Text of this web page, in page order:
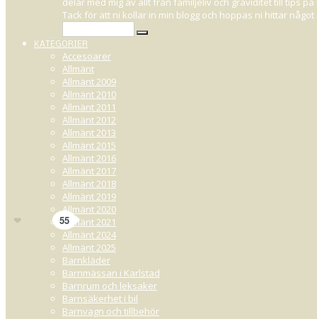
Tack för att ni kollar in min blogg och hoppas ni hittar
KATEGORIER
Accesoarer
Allmänt
Allmänt 2009
Allmänt 2010
Allmänt 2011
Allmänt 2012
Allmänt 2013
Allmänt 2015
Allmänt 2016
Allmänt 2017
Allmänt 2018
Allmänt 2019
Allmänt 2020
Allmänt 2021
Allmänt 2024
Allmänt 2025
Barnkläder
Barnmässan i Karlstad
Barnrum och leksaker
Barnsäkerhet i bil
Barnvagn och tillbehör
SEPTEMBER 26, 2018 09:30
Få hela outfiten hosClubXPRS
Så många som har efterfrågat dom där gamla bilderna på mina
kanske framförallt för att jag själv velat dokumentera och kunna se
gångerna är de tillfällen i livet jag känt mig som absolut finast och
Men! Jag ger det ett försök.. Igen ; )
55
4